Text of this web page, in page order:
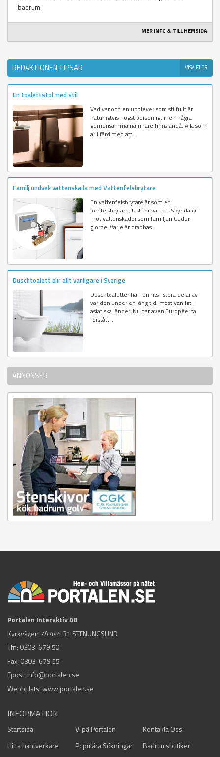
badrum.
MER INFO & TILL HEMSIDA
REDAKTIONEN TIPSAR VISA FLER
En toalettstol med stil
Vad var och en upplever som stilfullt är
naturligtvis högst personligt men några
gemensamma nämnare finns ändå. Alla som
är i färd med att...
Familj undvek vattenskada med Vattenfelsbrytare
En vattenfelsbrytare är som en
jordfelsbrytare, fast för vatten. Skydda er
mot vattenskador som familjen Ceder
gjorde. Varje år drabbas...
Duschtoalett blir allt vanligare i Sverige
Duschtoaletter har funnits i stora delar av
världen under en lång tid, mest vanligt i
asiatiska länder. Nu har även Européerna
förstått...
ANNONSER
Portalen Interaktiv AB
Kyrkvägen 7A 444 31 STENUNGSUND
Tfn: 0303-679 50
Fax: 0303-679 55
Epost: info@portalen.se
Webbplats: www.portalen.se
INFORMATION
Startsida Vi på Portalen
Kontakta Oss
Hitta hantverkare
Populära Sökningar
Badrumsbutiker